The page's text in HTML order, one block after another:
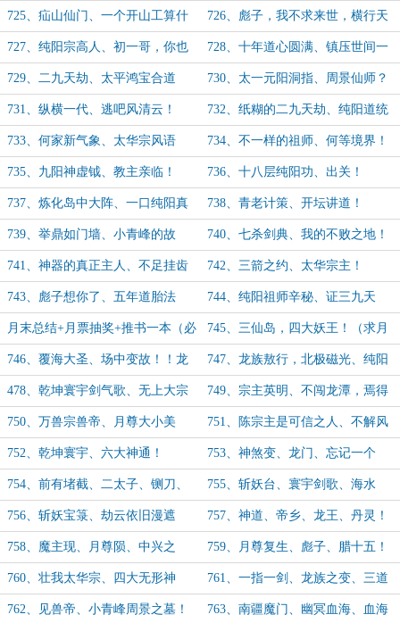
谁？ 人物件！
725、疝山仙门、一个开山工算什
么了？
726、彪子，我不求来世，横行天
地！
727、纯阳宗高人、初一哥，你也
是仙人！
728、十年道心圆满、镇压世间一
切敌！
729、二九天劫、太平鸿宝合道
功！
730、太一元阳洞指、周景仙师？
731、纵横一代、逃吧风清云！ 732、纸糊的二九天劫、纯阳道统
或许我可以补上这个空缺！
733、何家新气象、太华宗风语
岛！
734、不一样的祖师、何等境界！
735、九阳神虚钺、教主亲临！ 736、十八层纯阳功、出关！
737、炼化岛中大阵、一口纯阳真
炁！
738、青老计策、开坛讲道！
739、举鼎如门墙、小青峰的故
人！
740、七杀剑典、我的不败之地！
741、神器的真正主人、不足挂齿
小事！
742、三箭之约、太华宗主！
743、彪子想你了、五年道胎法
相！
744、纯阳祖师辛秘、证三九天
劫！
月末总结+月票抽奖+推书一本（必
看、必看）
745、三仙岛，四大妖王！（求月
票）
746、覆海大圣、场中变故！！龙
族
747、龙族敖行，北极磁光、纯阳
无极！
478、乾坤寰宇剑气歌、无上大宗
师来了！
749、宗主英明、不闯龙潭，焉得
骊珠！
750、万兽宗兽帝、月尊大小美
人！
751、陈宗主是可信之人、不解风
情！
752、乾坤寰宇、六大神通！ 753、神煞变、龙门、忘记一个
人！
754、前有堵截、二太子、铡刀、
神煞变！
755、斩妖台、寰宇剑歌、海水
开！
756、斩妖宝箓、劫云依旧漫遮
天、乾坤剑！
757、神道、帝乡、龙王、丹灵！
758、魔主现、月尊陨、中兴之
主！
759、月尊复生、彪子、腊十五！
760、壮我太华宗、四大无形神
藏！
761、一指一剑、龙族之变、三道
会盟！
762、见兽帝、小青峰周景之墓！ 763、南疆魔门、幽冥血海、血海